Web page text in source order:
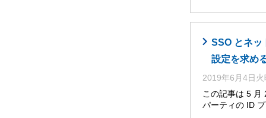
SSO とネッ
設定を求め
2019年6月4日火
この記事は 5 月
パーティの ID